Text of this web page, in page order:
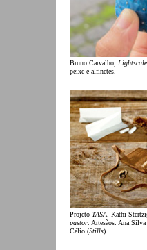
Bruno Carvalho,
peixe e alfinetes.
Projeto TASA . Kathi
pastor . Artesãos: Ana
Célio (Stills).